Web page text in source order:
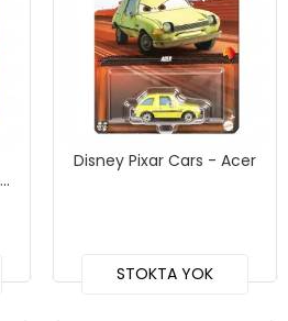
Disney Pixar Cars - Acer
STOKTA YOK